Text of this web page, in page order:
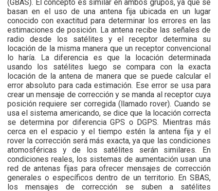
(GBAS). El concepto es similar en ambos grupos, ya que se
basan en el uso de una antena fija ubicada en un lugar
conocido con exactitud para determinar los errores en las
estimaciones de posición. La antena recibe las señales de
radio desde los satélites y el receptor determina su
locación de la misma manera que un receptor convencional
lo haría. La diferencia es que la locación determinada
usando los satélites luego se compara con la exacta
locación de la antena de manera que se puede calcular el
error absoluto para cada estimación. Ese error se usa para
crear un mensaje de corrección y se manda al receptor cuya
posición requiere ser corregida (llamado rover). Cuando se
usa el sistema americando, se dice que la locación correcta
se determina por diferencia GPS o DGPS. Mientras más
cerca en el espacio y el tiempo estén la antena fija y el
rover la corrección será más exacta, ya que las condiciones
atomosféricas y de los satélites serán similares. En
condiciones reales, los sistemas de aumentación usan una
red de antenas fijas para ofrecer mensajes de corrección
generales o específicos dentro de un territorio. En SBAS,
los mensajes de corrección se suben a satélites